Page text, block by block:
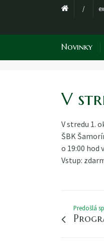
/
Novinky
V
V stredu 1.
ŠBK
o 19:00 hod
Vstup:
Predošlá